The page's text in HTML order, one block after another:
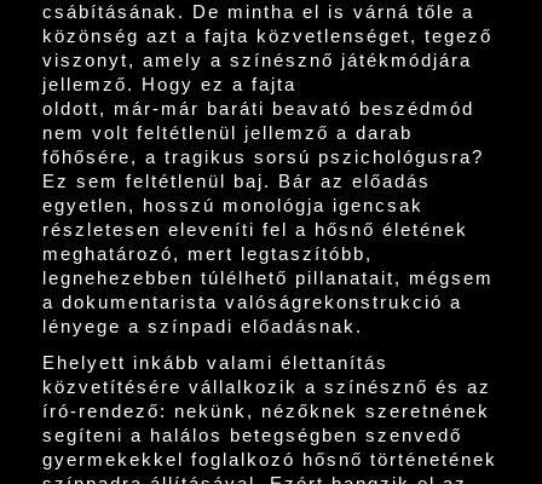
csábításának. De mintha el is várná tőle a
közönség azt a fajta közvetlenséget, tegező
viszonyt, amely a színésznő játékmódjára
jellemző. Hogy ez a fajta
oldott, már-már baráti beavató beszédmód
nem volt feltétlenül jellemző a darab
főhősére, a tragikus sorsú pszichológusra?
Ez sem feltétlenül baj. Bár az előadás
egyetlen, hosszú monológja igencsak
részletesen eleveníti fel a hősnő életének
meghatározó, mert legtaszítóbb,
legnehezebben túlélhető pillanatait, mégsem
a dokumentarista valóságrekonstrukció a
lényege a színpadi előadásnak.
Ehelyett inkább valami élettanítás
közvetítésére vállalkozik a színésznő és az
író-rendező: nekünk, nézőknek szeretnének
segíteni a halálos betegségben szenvedő
gyermekekkel foglalkozó hősnő történetének